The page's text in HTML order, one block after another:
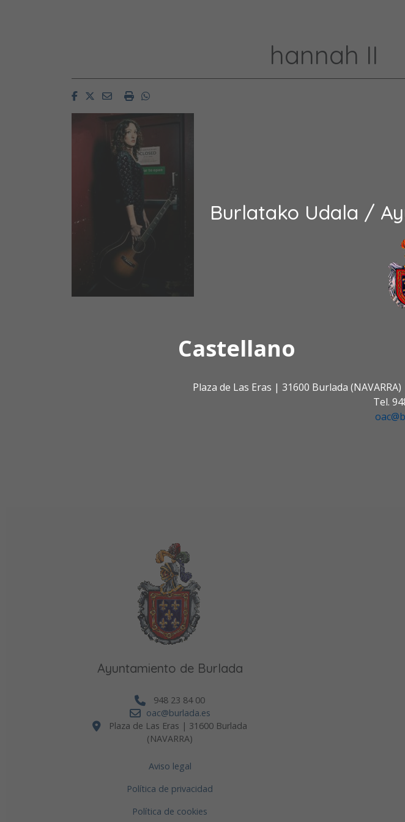
Burlatako Udala /
Castellano
Plaza de Las Eras | 31600 Burlada (NAVARRA)
Tel.
hannah II
FacebookTwitterEmailImprimirWhatsapp
Ayuntamiento de Burlada
948 23 84 00
oac@burlada.es
Plaza de Las Eras | 31600 Burlada
(NAVARRA)
Aviso legal
Política de privacidad
Política de cookies